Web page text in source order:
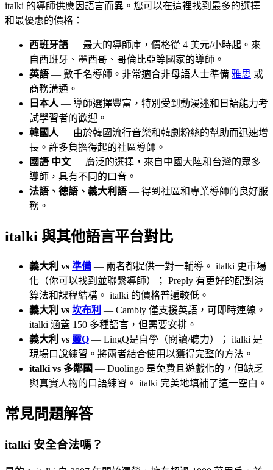
italki 的導師供應因語言而異。您可以在這裡找到最多的選擇
和最優惠的價格：
西班牙語 — 最大的導師庫，價格從 4 美元/小時起。來
自西班牙、墨西哥、哥倫比亞等國家的導師。
英語 — 數千名導師。非常適合非母語人士準備 雅思 或
商務溝通。
日本人— 導師選擇豐富，特別受到動漫迷和日語能力考
試學習者的歡迎。
韓國人— 由於韓國流行音樂和韓劇粉絲的幫助而迅速增
長。許多負擔得起的社區導師。
國語 中文 — 廣泛的選擇，來自中國大陸和台灣的眾多
導師，具有不同的口音。
法語、德語、義大利語 — 得到社區和專業導師的良好服
務。
italki 與其他語言平台對比
義大利 vs 準備 — 兩者都提供一對一輔導。 italki 更市場
化（你可以找到並聯繫導師）； Preply 有更好的配對演
算法和課程結構。 italki 的價格普遍較低。
義大利 vs 坎布利 — Cambly 僅支援英語，可即時連線。
italki 涵蓋 150 多種語言，但需要安排。
義大利 vs 靈Q — LingQ是自學（閱讀/聽力）； italki 是
現場口說練習。將兩者結合使用以獲得完整的方法。
italki vs 多鄰國 — Duolingo 是免費且遊戲化的，但缺乏
與真實人物的口語練習。 italki 完美地填補了這一空白。
常見問題解答
italki 安全合法嗎？